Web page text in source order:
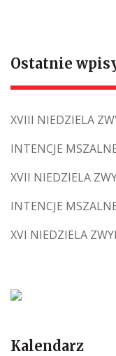
Ostatnie
XVIII NIEDZIELA
INTENCJE
XVII NIEDZIELA
INTENCJE
XVI NIEDZIELA
Kalendarz